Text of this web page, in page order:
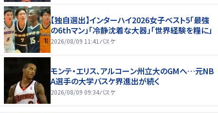
【独自選出】インターハイ2026女子ベスト5「最強
の6thマン」「冷静沈着な大器」「世界経験を糧に」
2026/08/09 11:41バスケ
モンテ・エリス、アルコーン州立大のGMへ…元NB
A選手の大学バスケ界進出が続く
2026/08/09 09:34バスケ